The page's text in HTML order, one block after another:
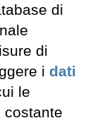
di
di
i dati
le
costante